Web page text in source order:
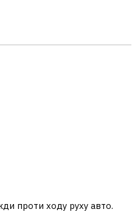
проти ходу руху авто.